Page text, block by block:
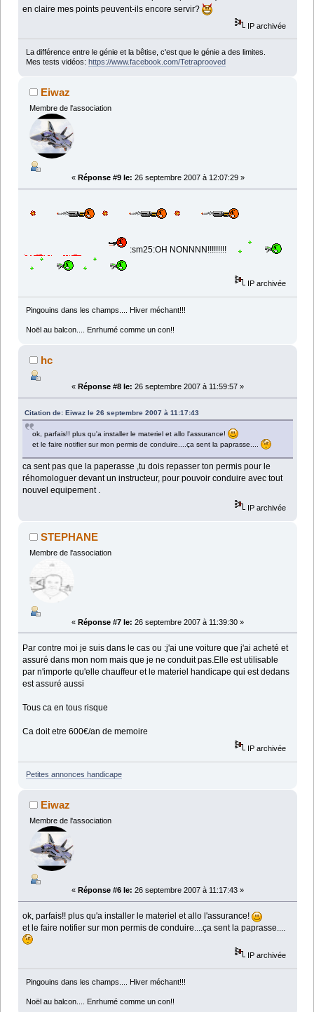
en claire mes points peuvent-ils encore servir?
IP archivée
La différence entre le génie et la bêtise, c'est que le génie a des limites.
Mes tests vidéos: https://www.facebook.com/Tetraprooved
Eiwaz
Membre de l'association
« Réponse #9 le: 26 septembre 2007 à 12:07:29 »
:sm25:OH NONNNN!!!!!!!!!
IP archivée
Pingouins dans les champs.... Hiver méchant!!!
Noël au balcon.... Enrhumé comme un con!!
hc
« Réponse #8 le: 26 septembre 2007 à 11:59:57 »
Citation de: Eiwaz le 26 septembre 2007 à 11:17:43
ok, parfais!! plus qu'a installer le materiel et allo l'assurance!
et le faire notifier sur mon permis de conduire....ça sent la paprasse....
ca sent pas que la paperasse ,tu dois repasser ton permis pour le
réhomologuer devant un instructeur, pour pouvoir conduire avec tout
nouvel equipement .
IP archivée
STEPHANE
Membre de l'association
« Réponse #7 le: 26 septembre 2007 à 11:39:30 »
Par contre moi je suis dans le cas ou :j'ai une voiture que j'ai acheté et
assuré dans mon nom mais que je ne conduit pas.Elle est utilisable
par n'importe qu'elle chauffeur et le materiel handicape qui est dedans
est assuré aussi
Tous ca en tous risque
Ca doit etre 600€/an de memoire
IP archivée
Petites annonces handicape
Eiwaz
Membre de l'association
« Réponse #6 le: 26 septembre 2007 à 11:17:43 »
ok, parfais!! plus qu'a installer le materiel et allo l'assurance!
et le faire notifier sur mon permis de conduire....ça sent la paprasse....
IP archivée
Pingouins dans les champs.... Hiver méchant!!!
Noël au balcon.... Enrhumé comme un con!!